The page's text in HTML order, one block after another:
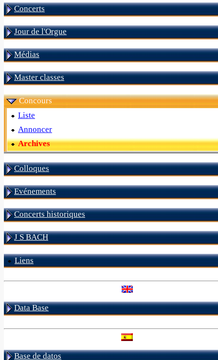
Concerts
Jour de l'Orgue
Médias
Master classes
Concours
Liste
Annoncer
Archives
Colloques
Evénements
Concerts historiques
J S BACH
Liens
Data Base
Base de datos